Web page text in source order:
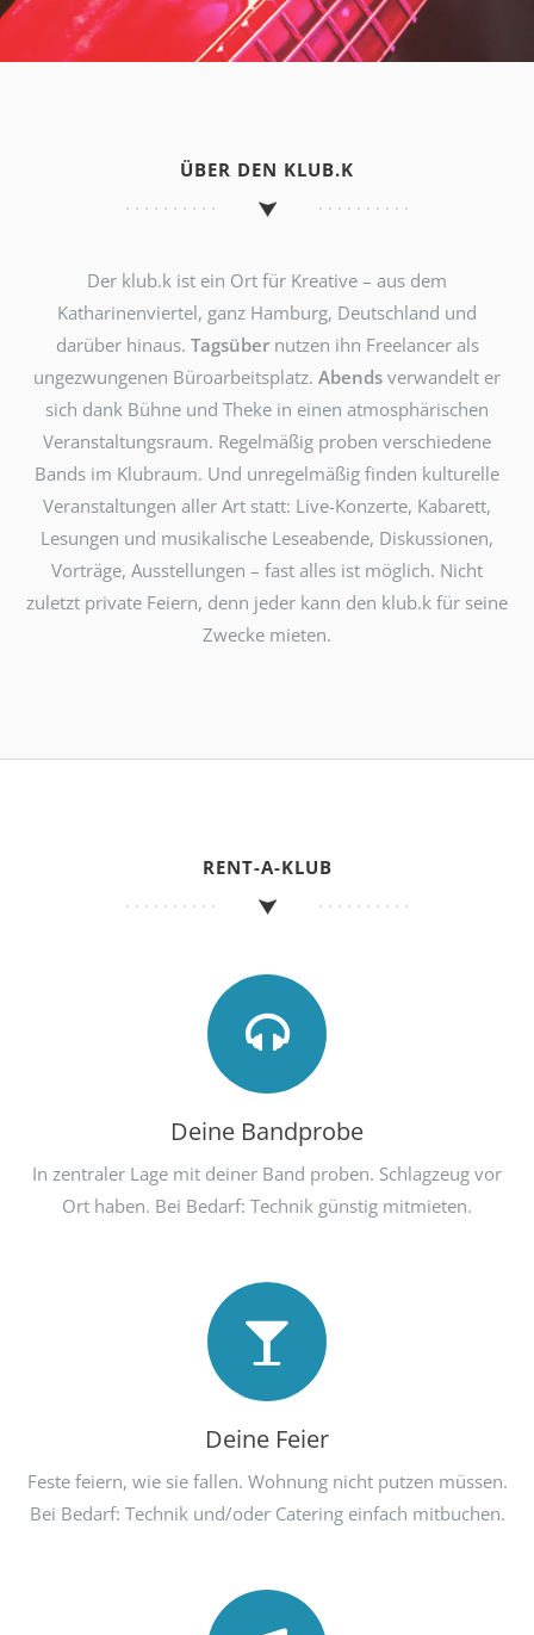
ÜBER DEN KLUB.K
Der klub.k ist ein Ort für Kreative – aus dem
Katharinenviertel, ganz Hamburg, Deutschland und
darüber hinaus. Tagsübernutzen ihn Freelancer als
ungezwungenen Büroarbeitsplatz. Abends verwandelt er
sich dank Bühne und Theke in einen atmosphärischen
Veranstaltungsraum. Regelmäßig proben verschiedene
Bands im Klubraum. Und unregelmäßig finden kulturelle
Veranstaltungen aller Art statt: Live-Konzerte, Kabarett,
Lesungen und musikalische Leseabende, Diskussionen,
Vorträge, Ausstellungen – fast alles ist möglich. Nicht
zuletzt private Feiern, denn jeder kann den klub.k für seine
Zwecke mieten.
RENT-A-KLUB
Deine Bandprobe
In zentraler Lage mit deiner Band proben. Schlagzeug vor
Ort haben. Bei Bedarf: Technik günstig mitmieten.
Deine Feier
Feste feiern, wie sie fallen. Wohnung nicht putzen müssen.
Bei Bedarf: Technik und/oder Catering einfach mitbuchen.